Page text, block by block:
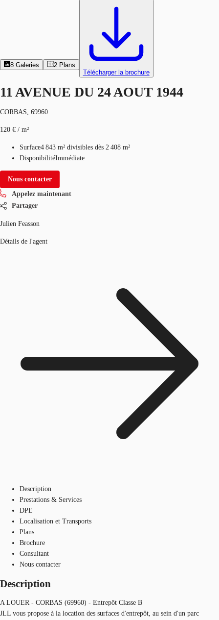
8 Galeries 2 Plans
Télécharger la brochure
11 AVENUE DU 24 AOUT 1944
CORBAS, 69960
120 € / m²
Surface4 843 m² divisibles dès 2 408 m²
DisponibilitéImmédiate
Nous contacter
Appelez maintenant
Partager
Julien Feasson
Détails de l'agent
Description
Prestations & Services
DPE
Localisation et Transports
Plans
Brochure
Consultant
Nous contacter
Description
A LOUER - CORBAS (69960) - Entrepôt Classe B
JLL vous propose à la location des surfaces d'entrepôt, au sein d'un parc